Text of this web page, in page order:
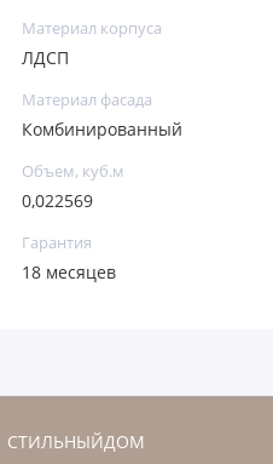
Материал корпуса
ЛДСП
Материал фасада
Комбинированный
Объем, куб.м
0,022569
Гарантия
18 месяцев
СТИЛЬНЫЙДОМ